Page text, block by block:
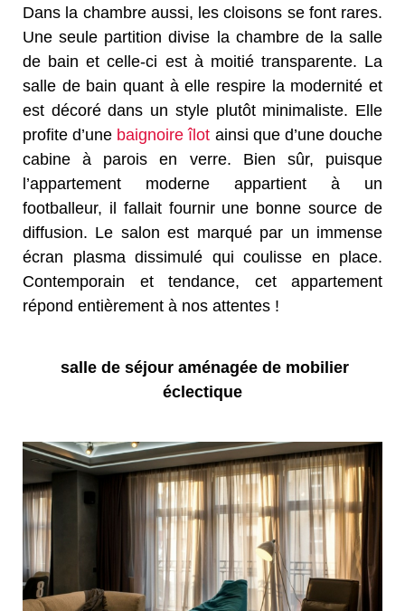
Dans la chambre aussi, les cloisons se font rares.
Une seule partition divise la chambre de la salle
de bain et celle-ci est à moitié transparente. La
salle de bain quant à elle respire la modernité et
est décoré dans un style plutôt minimaliste. Elle
profite d’une baignoire îlot ainsi que d’une douche
cabine à parois en verre. Bien sûr, puisque
l’appartement moderne appartient à un
footballeur, il fallait fournir une bonne source de
diffusion. Le salon est marqué par un immense
écran plasma dissimulé qui coulisse en place.
Contemporain et tendance, cet appartement
répond entièrement à nos attentes !
salle de séjour aménagée de mobilier
éclectique